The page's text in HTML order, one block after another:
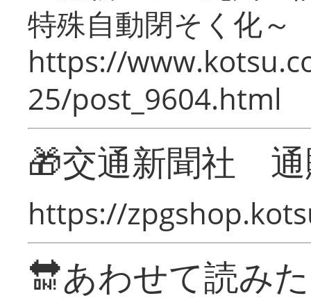
特殊自動閉そく化～
https://
25/post_9604.html
🎁交通新聞社
https://
🔛あわせて読み